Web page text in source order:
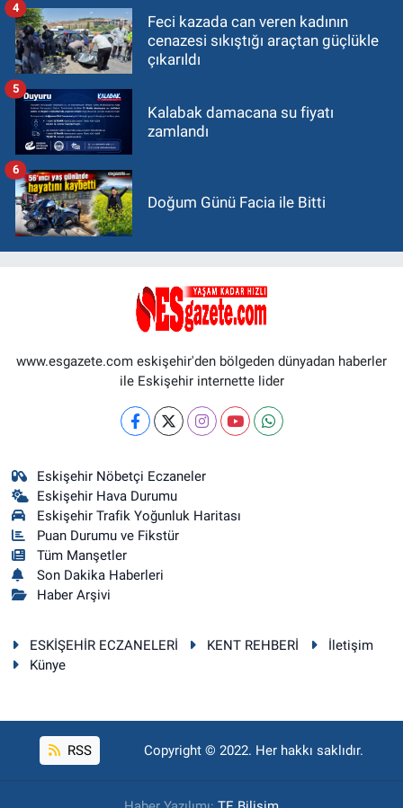
Feci kazada can veren kadının
cenazesi sıkıştığı araçtan güçlükle
çıkarıldı
4
Kalabak damacana su fiyatı
zamlandı
5
Doğum Günü Facia ile Bitti
6
www.esgazete.com eskişehir'den bölgeden dünyadan haberler
ile Eskişehir internette lider
Eskişehir Nöbetçi Eczaneler
Eskişehir Hava Durumu
Eskişehir Trafik Yoğunluk Haritası
Puan Durumu ve Fikstür
Tüm Manşetler
Son Dakika Haberleri
Haber Arşivi
ESKİŞEHİR ECZANELERİ KENT REHBERİ
İletişim
Künye
RSS Copyright © 2022. Her hakkı saklıdır.